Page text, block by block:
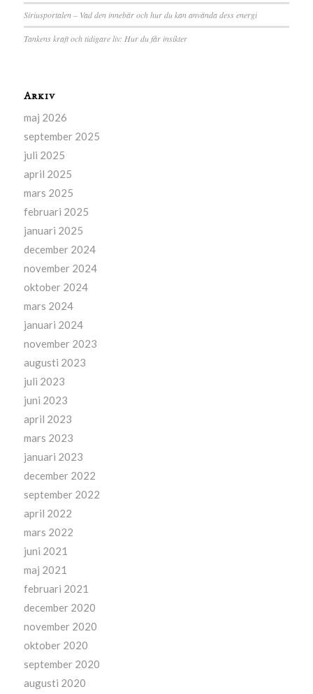
Siriusportalen – Vad den innebär och hur du kan använda dess energi
Tankens kraft och tidigare liv: Hur du får insikter
Arkiv
maj 2026
september 2025
juli 2025
april 2025
mars 2025
februari 2025
januari 2025
december 2024
november 2024
oktober 2024
mars 2024
januari 2024
november 2023
augusti 2023
juli 2023
juni 2023
april 2023
mars 2023
januari 2023
december 2022
september 2022
april 2022
mars 2022
juni 2021
maj 2021
februari 2021
december 2020
november 2020
oktober 2020
september 2020
augusti 2020